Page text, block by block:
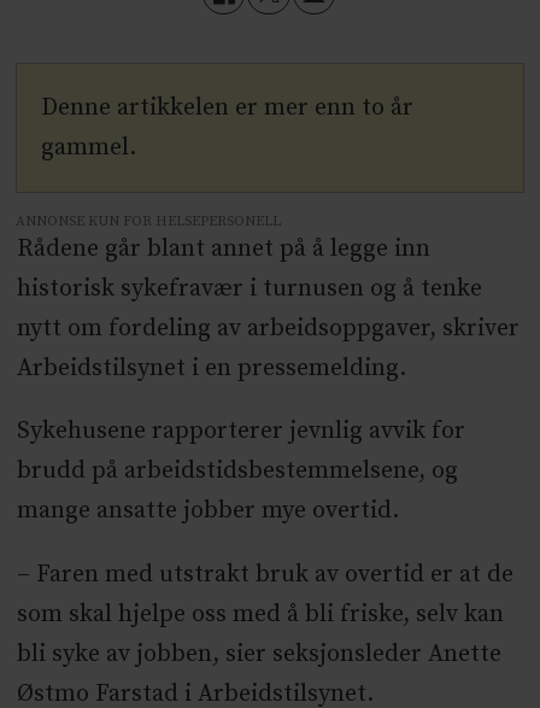
Denne artikkelen er mer enn to år
gammel.
ANNONSE KUN FOR HELSEPERSONELL
Rådene går blant annet på å legge inn
historisk sykefravær i turnusen og å tenke
nytt om fordeling av arbeidsoppgaver, skriver
Arbeidstilsynet i en pressemelding.
Sykehusene rapporterer jevnlig avvik for
brudd på arbeidstidsbestemmelsene, og
mange ansatte jobber mye overtid.
– Faren med utstrakt bruk av overtid er at de
som skal hjelpe oss med å bli friske, selv kan
bli syke av jobben, sier seksjonsleder Anette
Østmo Farstad i Arbeidstilsynet.